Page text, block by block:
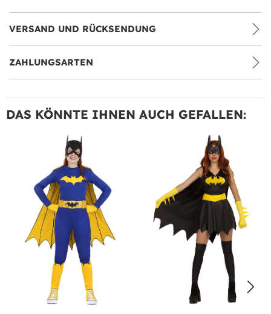
VERSAND UND RÜCKSENDUNG
ZAHLUNGSARTEN
DAS KÖNNTE IHNEN AUCH GEFALLEN: